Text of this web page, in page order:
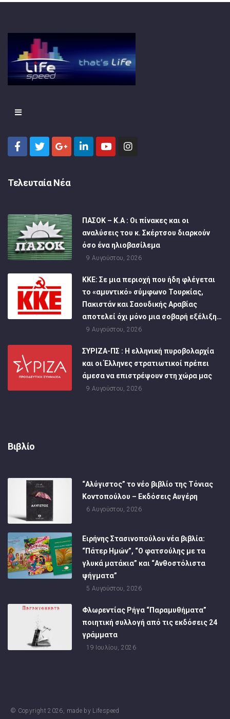
Τελευταία Νέα
ΠΑΣΟΚ – Κ.Α : Οι πίνακες και οι
αναλύσεις του κ. Σκέρτσου διαρκούν
όσο ένα ηλιοβασίλεμα
9 Αυγούστου, 2026
ΚΚΕ: Σε μια περιοχή που ήδη φλέγεται
το «αμυντικό» σύμφωνο Τουρκίας,
Πακιστάν και Σαουδικής Αραβίας
αποτελεί όχι μόνο μια σοβαρή εξέλιξη…
9 Αυγούστου, 2026
ΣΥΡΙΖΑ-ΠΣ : Η ελληνική πυροβολαρχία
και οι Έλληνες στρατιωτικοί πρέπει
άμεσα να επιστρέψουν στη χώρα μας
9 Αυγούστου, 2026
Βιβλίο
“Αλύγιστος” το νέο βιβλίο της Τόνιας
Κοντοπούλου – Εκδόσεις Αυγέρη
6 Αυγούστου, 2026
Ειρήνης Στασινοπούλου νέα βιβλία:
“Πάτερ Ημών”, “Ο φατσούλης με τα
γλυκά ματάκια” και “Ανθοστόλιστα
ψήγματα”
5 Αυγούστου, 2026
Φλωρεντίας Ρήγα “Παραμυθήματα”
ποιητική συλλογή από τις εκδόσεις 24
γράμματα
19 Ιουλίου, 2026
© Copyright2026, made by Lifespeed